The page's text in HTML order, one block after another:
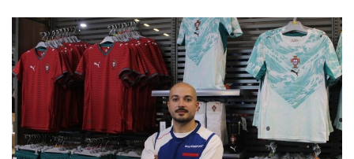
l’article